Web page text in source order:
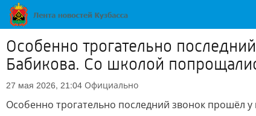
Особенно трогательно
Бабикова. Со школой
27 мая 2026, 21:04 Официально
Особенно трогательно последний звонок прошёл